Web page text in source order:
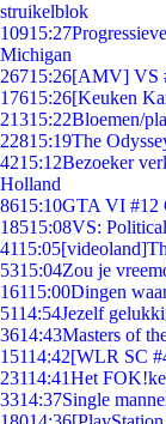
struikelblok
10915:27
Michigan
26715:26[AMV] VS
17615:26[Keuken
21315:22Bloemen/
22815:19The
4215:12Bezoeker
Holland
8615:10GTA VI #12
18515:08VS:
4115:05
5315:04Zou je
16115:00Dingen
5114:54Jezelf
3614:43Masters of
15114:42[WLR SC
23114:41Het
3314:37Single